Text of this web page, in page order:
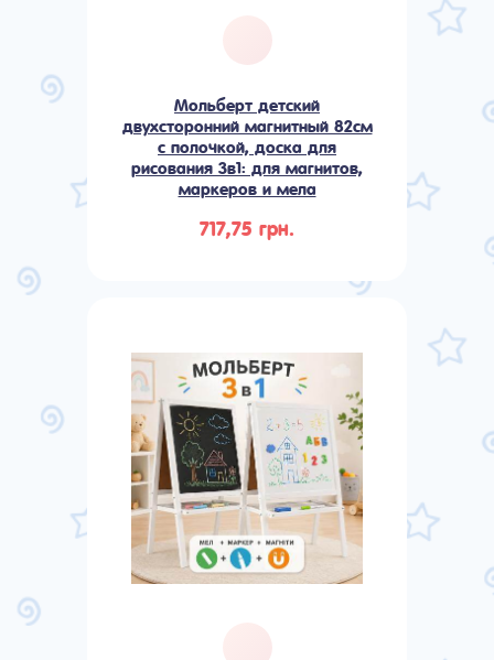
Мольберт детский
двухсторонний магнитный 82см
с полочкой, доска для
рисования 3в1: для магнитов,
маркеров и мела
717,75 грн.